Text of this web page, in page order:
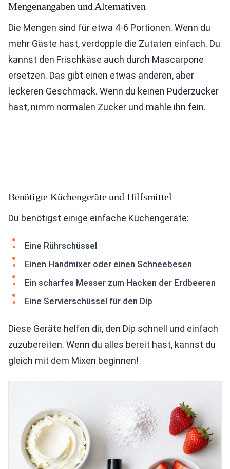
Mengenangaben und Alternativen
Die Mengen sind für etwa 4-6 Portionen. Wenn du
mehr Gäste hast, verdopple die Zutaten einfach. Du
kannst den Frischkäse auch durch Mascarpone
ersetzen. Das gibt einen etwas anderen, aber
leckeren Geschmack. Wenn du keinen Puderzucker
hast, nimm normalen Zucker und mahle ihn fein.
Benötigte Küchengeräte und Hilfsmittel
Du benötigst einige einfache Küchengeräte:
Eine Rührschüssel
Einen Handmixer oder einen Schneebesen
Ein scharfes Messer zum Hacken der Erdbeeren
Eine Servierschüssel für den Dip
Diese Geräte helfen dir, den Dip schnell und einfach
zuzubereiten. Wenn du alles bereit hast, kannst du
gleich mit dem Mixen beginnen!